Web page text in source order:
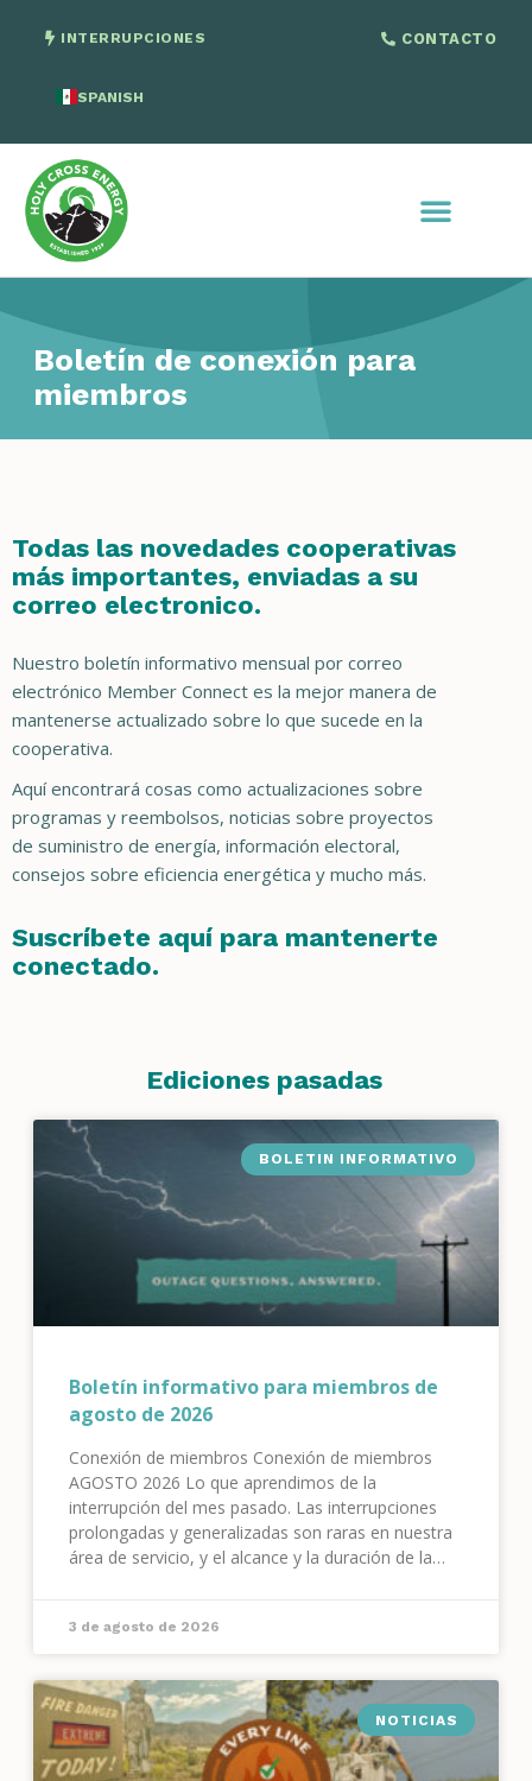
INTERRUPCIONES CONTACTO
SPANISH
Boletín de conexión para
miembros
Todas las novedades cooperativas
más importantes, enviadas a su
correo electronico.
Nuestro boletín informativo mensual por correo
electrónico Member Connect es la mejor manera de
mantenerse actualizado sobre lo que sucede en la
cooperativa.
Aquí encontrará cosas como actualizaciones sobre
programas y reembolsos, noticias sobre proyectos
de suministro de energía, información electoral,
consejos sobre eficiencia energética y mucho más.
Suscríbete aquí para mantenerte
conectado.
Ediciones pasadas
BOLETIN INFORMATIVO
Boletín informativo para miembros de
agosto de 2026
Conexión de miembros Conexión de miembros
AGOSTO 2026 Lo que aprendimos de la
interrupción del mes pasado. Las interrupciones
prolongadas y generalizadas son raras en nuestra
área de servicio, y el alcance y la duración de la
nuestro sistema. Sabemos
3 de agosto de 2026
NOTICIAS